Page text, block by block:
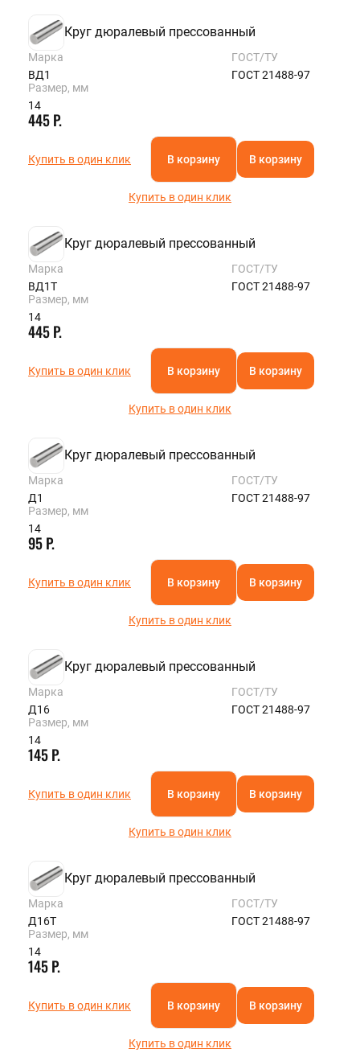
Круг дюралевый прессованный
Марка
ВД1
ГОСТ/ТУ
ГОСТ 21488-97
Размер, мм
14
445 Р.
Купить в один клик В корзину В корзину
Купить в один клик
Круг дюралевый прессованный
Марка
ВД1Т
ГОСТ/ТУ
ГОСТ 21488-97
Размер, мм
14
445 Р.
Купить в один клик В корзину В корзину
Купить в один клик
Круг дюралевый прессованный
Марка
Д1
ГОСТ/ТУ
ГОСТ 21488-97
Размер, мм
14
95 Р.
Купить в один клик В корзину В корзину
Купить в один клик
Круг дюралевый прессованный
Марка
Д16
ГОСТ/ТУ
ГОСТ 21488-97
Размер, мм
14
145 Р.
Купить в один клик В корзину В корзину
Купить в один клик
Круг дюралевый прессованный
Марка
Д16Т
ГОСТ/ТУ
ГОСТ 21488-97
Размер, мм
14
145 Р.
Купить в один клик В корзину В корзину
Купить в один клик